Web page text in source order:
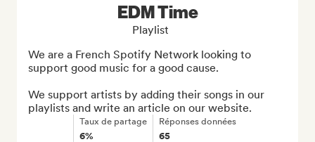
EDM Time
Playlist
We are a French Spotify Network looking to
support good music for a good cause.
We support artists by adding their songs in our
playlists and write an article on our website.
Taux de partage
6%
Réponses données
65